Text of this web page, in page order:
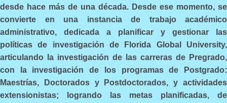
desde hace más de una década. Desde ese momento, se
convierte en una instancia de trabajo académico
administrativo, dedicada a planificar y gestionar las
políticas de investigación de Florida Global University,
articulando la investigación de las carreras de Pregrado,
con la investigación de los programas de Postgrado:
Maestrías, Doctorados y Postdoctorados, y actividades
extensionistas; logrando las metas planificadas, de